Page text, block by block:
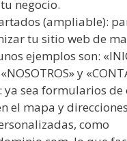
negocio.
(ampliable):
tu sitio web de
ejemplos son:
«NOSOTROS» y
sea formularios de
el mapa y
como